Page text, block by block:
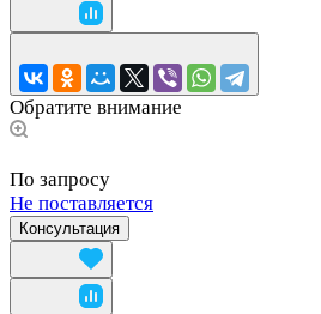
Обратите внимание
По запросу
Не поставляется
Консультация